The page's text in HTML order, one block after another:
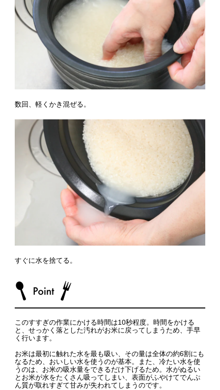
数回、軽くかき混ぜる。
すぐに水を捨てる。
このすすぎの作業にかける時間は10秒程度。時間をかける
と、せっかく落とした汚れがお米に戻ってしまうため、手早
く行います。
お米は最初に触れた水を最も吸い、その量は全体の約6割にも
なるため、おいしい水を使うのが基本。また、冷たい水を使
うのは、お米の吸水量をできるだけ下げるため。水がぬるい
とお米が水をたくさん吸ってしまい、表面がふやけてでんぷ
ん質が取れすぎて甘みが失われてしまうのです。